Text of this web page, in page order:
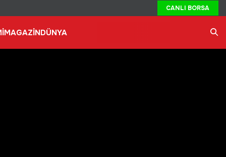
CANLI BORSA
MAGAZİNDÜNYA